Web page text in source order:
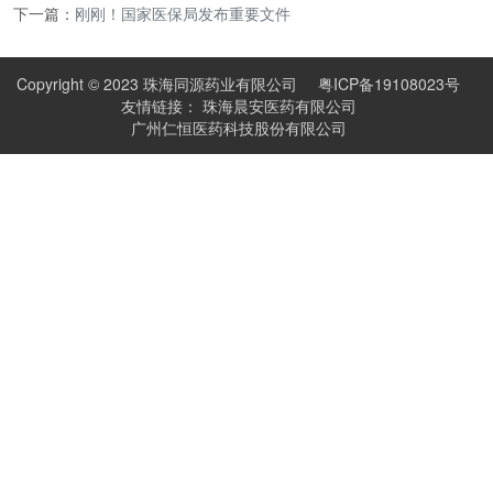
下一篇： 刚刚！国家医保局发布重要文件
Copyright © 2023 珠海同源药业有限公司
粤ICP备19108023号
友情链接： 珠海晨安医药有限公司
广州仁恒医药科技股份有限公司